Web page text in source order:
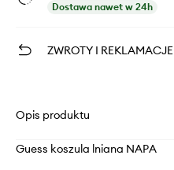
Dostawa nawet w 24h
ZWROTY I REKLAMACJE
Opis produktu
Guess koszula lniana NAPA